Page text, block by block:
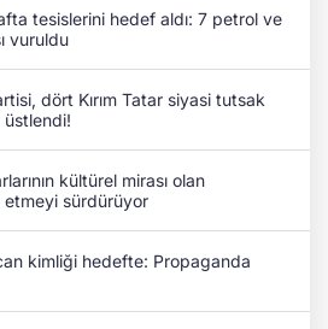
tesislerini hedef aldı: 7 petrol ve
vuruldu
dört Kırım Tatar siyasi tutsak
üstlendi!
kültürel mirası olan
etmeyi sürdürüyor
kimliği hedefte: Propaganda